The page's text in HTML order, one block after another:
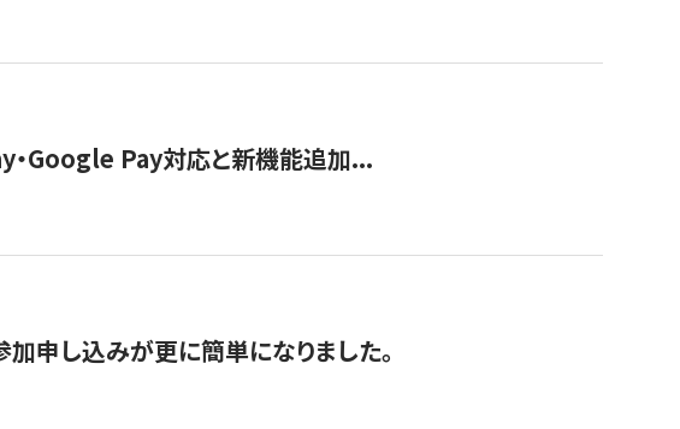
・Google Pay対応と新機能追加...
申し込みが更に簡単になりました。